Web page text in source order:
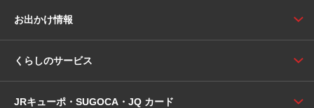
お出かけ情報
くらしのサービス
JRキューポ・SUGOCA・JQ カード